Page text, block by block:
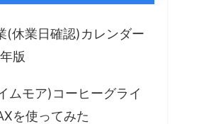
(休業日確認)カレンダー
版
ムモア)コーヒーグライ
を使ってみた